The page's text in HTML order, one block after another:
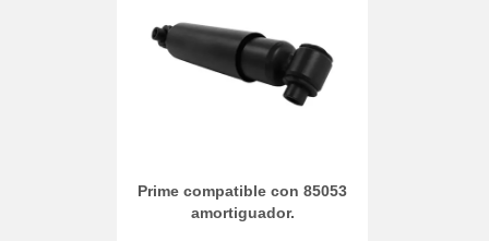
Prime compatible con 85053
amortiguador.